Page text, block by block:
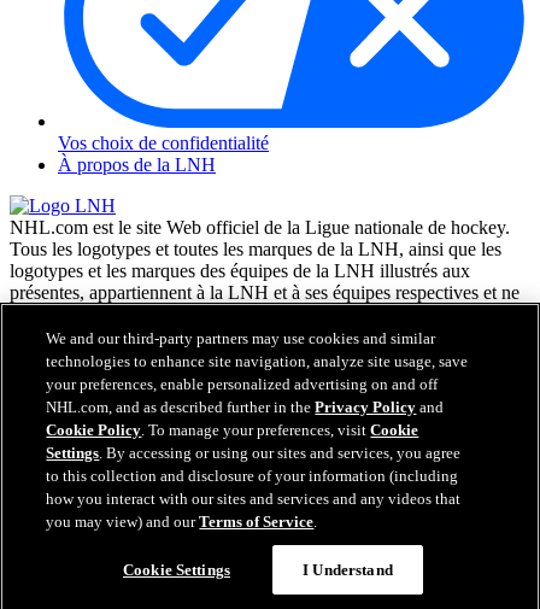
Vos choix de confidentialité
À propos de la LNH
NHL.com est le site Web officiel de la Ligue nationale de hockey.
Tous les logotypes et toutes les marques de la LNH, ainsi que les
logotypes et les marques des équipes de la LNH illustrés aux
présentes, appartiennent à la LNH et à ses équipes respectives et ne
Enterprises, L.P. © LNH 2026. Tous droits réservés. Tous les
chandails d'équipe de la LNH personnalisés avec les noms des
joueurs de la LNH et leurs numéros sont officiellement sous license
de la LNH et de l'AJLNH. Le mot servant de marque Zamboni et la
configuration de la surfaceuse Zamboni sont des marques de
commerce déposées de Frank J. Zamboni & Co., Inc. © Frank J.
Zamboni & Co., Inc. 2026. Tous droits réservés. Toute autre marque
déposée ou tout droit d'auteur d'une tierce partie sont la propriété de
leurs auteurs respectifs. Tous droits réservés.
We and our third-party partners may use cookies and similar
technologies to enhance site navigation, analyze site usage, save
your preferences, enable personalized advertising on and off
NHL.com, and as described further in thePrivacy Policy and
Cookie Policy. To manage your preferences, visitCookie
Settings. By accessing or using our sites and services, you agree
to this collection and disclosure of your information (including
how you interact with our sites and services and any videos that
you may view) and ourTerms of Service.
Cookie Settings I Understand